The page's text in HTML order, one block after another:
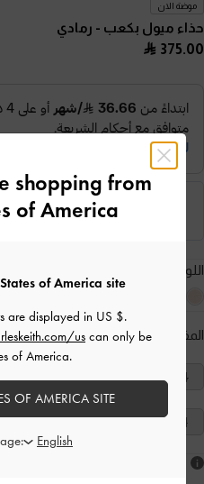
موضة الان
حذاء ميول بكعب - رمادي
375.00
اللون:
المقاس: اختر المقاسدليل
34
35
36
37
41
shopping from
of America
of America site
are displayed in US $.
us can only be
of America.
OF AMERICA SITE